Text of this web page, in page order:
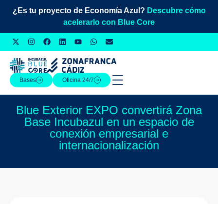
¿Es tu proyecto de Economía Azul? Descubre cómo
acelerarlo con Blue Core
Bases Oficina 24/7
Blue Exterior EXPO convertirá Zona
Base Incubazul en un espacio de
conexión empresarial e
internacionalización